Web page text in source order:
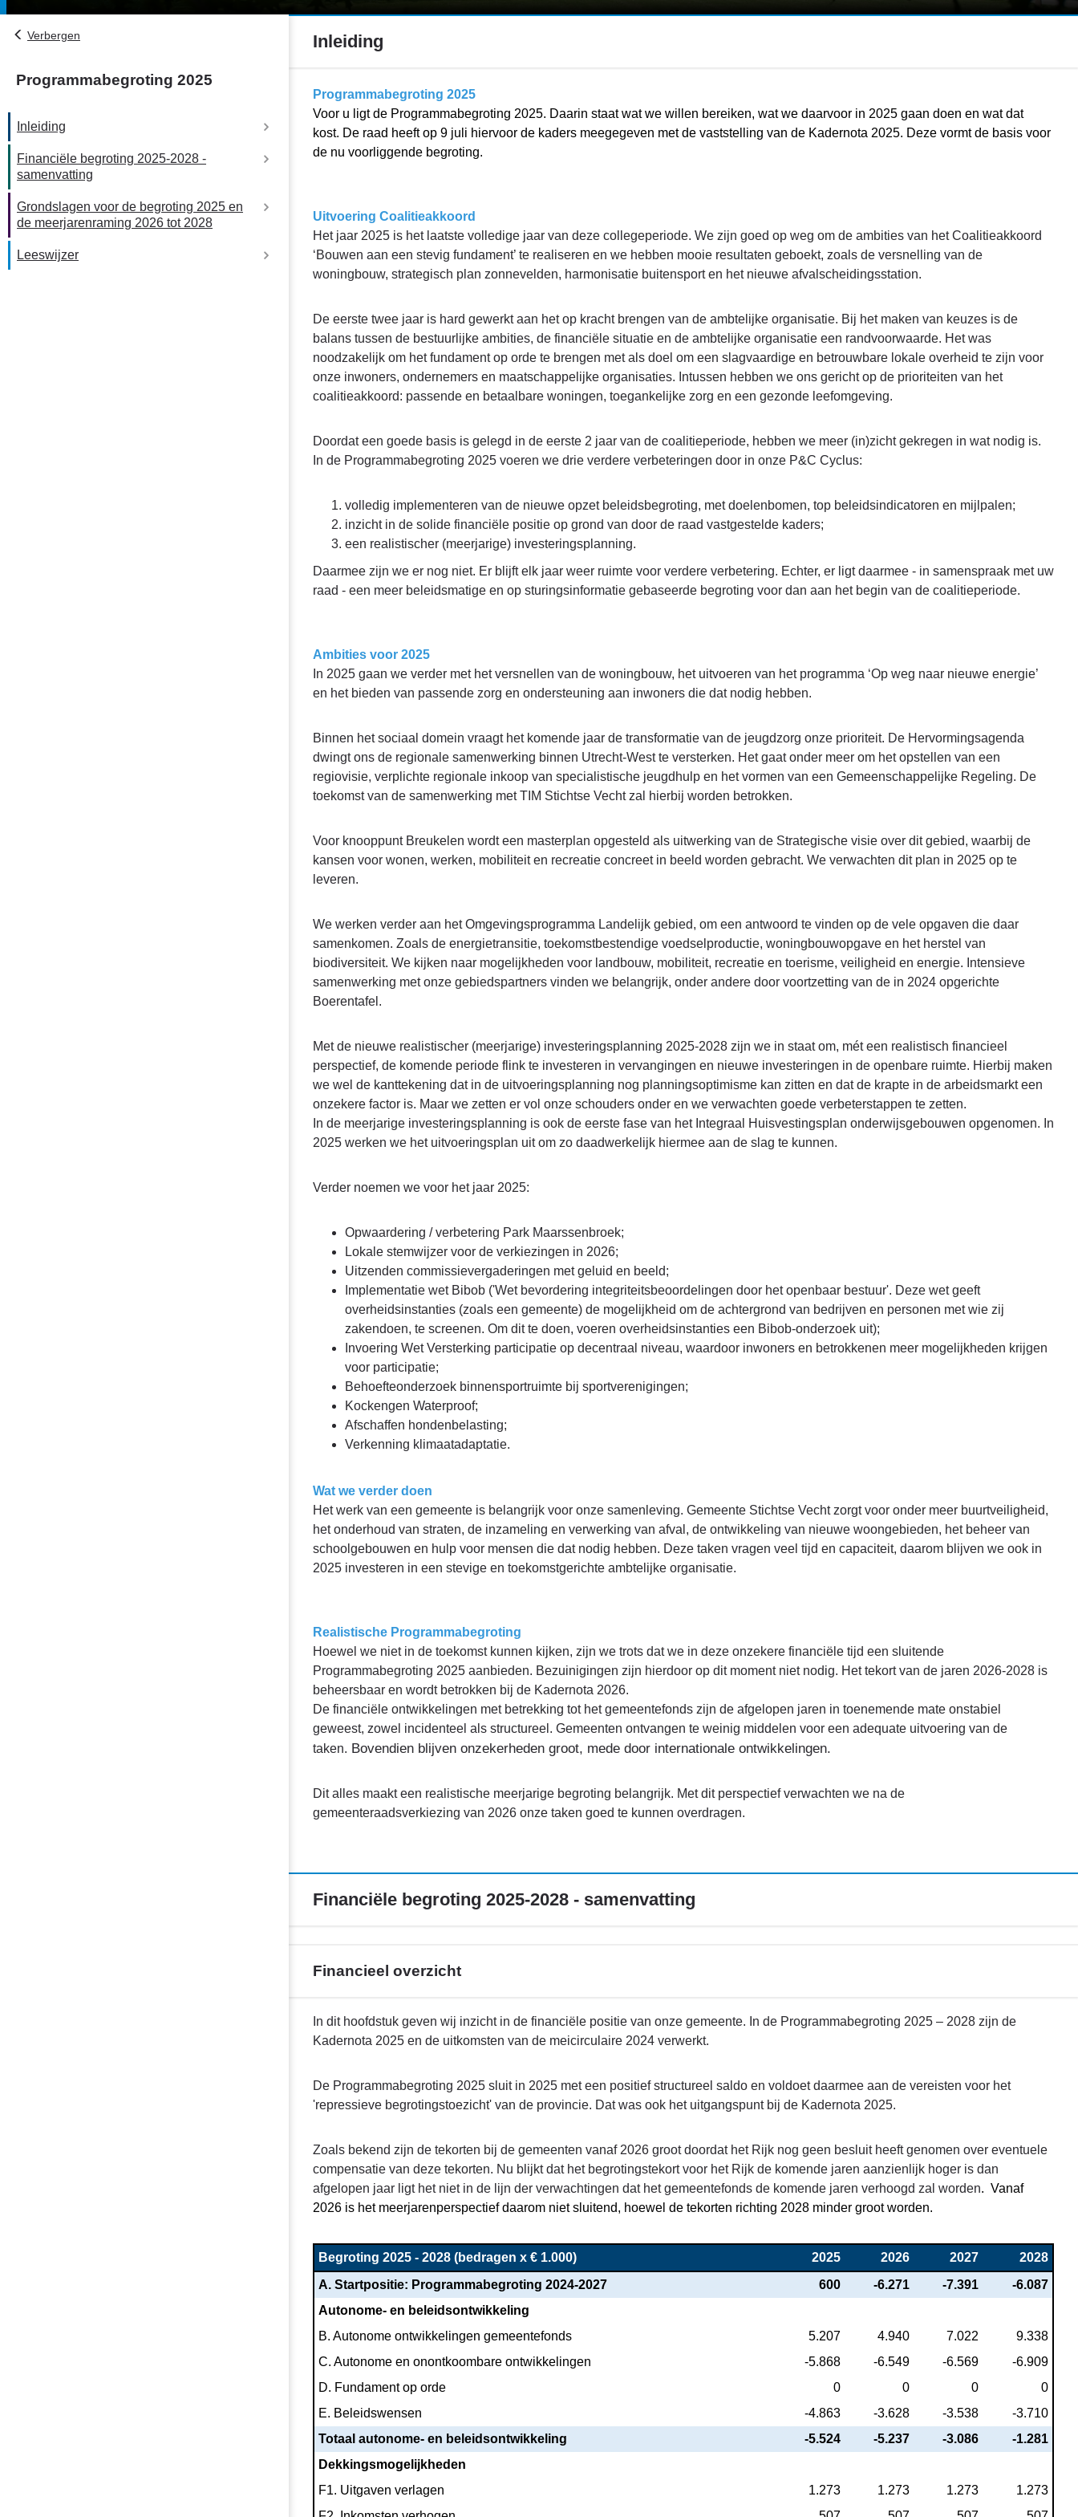
Verbergen
Programmabegroting 2025
Inleiding
Inleiding
Financiële begroting 2025-2028 -
samenvatting
Financieel overzicht
Begrotingsevenwicht
Grondslagen voor de begroting 2025 en
de meerjarenraming 2026 tot 2028
Grondslagen
Leeswijzer
Inleiding
Terug
naar
navigatie
Inleiding
Programmabegroting 2025
Voor u ligt de Programmabegroting 2025. Daarin staat wat we willen bereiken, wat we daarvoor in 2025 gaan doen en wat dat
kost. De raad heeft op 9 juli hiervoor de kaders meegegeven met de vaststelling van de Kadernota 2025. Deze vormt de basis voor
de nu voorliggende begroting.
Uitvoering Coalitieakkoord
Het jaar 2025 is het laatste volledige jaar van deze collegeperiode. We zijn goed op weg om de ambities van het Coalitieakkoord
‘Bouwen aan een stevig fundament’ te realiseren en we hebben mooie resultaten geboekt, zoals de versnelling van de
woningbouw, strategisch plan zonnevelden, harmonisatie buitensport en het nieuwe afvalscheidingsstation.
De eerste twee jaar is hard gewerkt aan het op kracht brengen van de ambtelijke organisatie. Bij het maken van keuzes is de
balans tussen de bestuurlijke ambities, de financiële situatie en de ambtelijke organisatie een randvoorwaarde. Het was
noodzakelijk om het fundament op orde te brengen met als doel om een slagvaardige en betrouwbare lokale overheid te zijn voor
onze inwoners, ondernemers en maatschappelijke organisaties. Intussen hebben we ons gericht op de prioriteiten van het
coalitieakkoord: passende en betaalbare woningen, toegankelijke zorg en een gezonde leefomgeving.
Doordat een goede basis is gelegd in de eerste 2 jaar van de coalitieperiode, hebben we meer (in)zicht gekregen in wat nodig is.
In de Programmabegroting 2025 voeren we drie verdere verbeteringen door in onze P&C Cyclus:
volledig implementeren van de nieuwe opzet beleidsbegroting, met doelenbomen, top beleidsindicatoren en mijlpalen;
inzicht in de solide financiële positie op grond van door de raad vastgestelde kaders;
een realistischer (meerjarige) investeringsplanning.
Daarmee zijn we er nog niet. Er blijft elk jaar weer ruimte voor verdere verbetering. Echter, er ligt daarmee - in samenspraak met uw
raad - een meer beleidsmatige en op sturingsinformatie gebaseerde begroting voor dan aan het begin van de coalitieperiode.
Ambities voor 2025
In 2025 gaan we verder met het versnellen van de woningbouw, het uitvoeren van het programma ‘Op weg naar nieuwe energie’
en het bieden van passende zorg en ondersteuning aan inwoners die dat nodig hebben.
Binnen het sociaal domein vraagt het komende jaar de transformatie van de jeugdzorg onze prioriteit. De Hervormingsagenda
dwingt ons de regionale samenwerking binnen Utrecht-West te versterken. Het gaat onder meer om het opstellen van een
regiovisie, verplichte regionale inkoop van specialistische jeugdhulp en het vormen van een Gemeenschappelijke Regeling. De
toekomst van de samenwerking met TIM Stichtse Vecht zal hierbij worden betrokken.
Voor knooppunt Breukelen wordt een masterplan opgesteld als uitwerking van de Strategische visie over dit gebied, waarbij de
kansen voor wonen, werken, mobiliteit en recreatie concreet in beeld worden gebracht. We verwachten dit plan in 2025 op te
leveren.
We werken verder aan het Omgevingsprogramma Landelijk gebied, om een antwoord te vinden op de vele opgaven die daar
samenkomen. Zoals de energietransitie, toekomstbestendige voedselproductie, woningbouwopgave en het herstel van
biodiversiteit. We kijken naar mogelijkheden voor landbouw, mobiliteit, recreatie en toerisme, veiligheid en energie. Intensieve
samenwerking met onze gebiedspartners vinden we belangrijk, onder andere door voortzetting van de in 2024 opgerichte
Boerentafel.
Met de nieuwe realistischer (meerjarige) investeringsplanning 2025-2028 zijn we in staat om, mét een realistisch financieel
perspectief, de komende periode flink te investeren in vervangingen en nieuwe investeringen in de openbare ruimte. Hierbij maken
we wel de kanttekening dat in de uitvoeringsplanning nog planningsoptimisme kan zitten en dat de krapte in de arbeidsmarkt een
onzekere factor is. Maar we zetten er vol onze schouders onder en we verwachten goede verbeterstappen te zetten.
In de meerjarige investeringsplanning is ook de eerste fase van het Integraal Huisvestingsplan onderwijsgebouwen opgenomen. In
2025 werken we het uitvoeringsplan uit om zo daadwerkelijk hiermee aan de slag te kunnen.
Verder noemen we voor het jaar 2025:
Opwaardering / verbetering Park Maarssenbroek;
Lokale stemwijzer voor de verkiezingen in 2026;
Uitzenden commissievergaderingen met geluid en beeld;
Implementatie wet Bibob ('Wet bevordering integriteitsbeoordelingen door het openbaar bestuur'. Deze wet geeft
overheidsinstanties (zoals een gemeente) de mogelijkheid om de achtergrond van bedrijven en personen met wie zij
zakendoen, te screenen. Om dit te doen, voeren overheidsinstanties een Bibob-onderzoek uit);
Invoering Wet Versterking participatie op decentraal niveau, waardoor inwoners en betrokkenen meer mogelijkheden krijgen
voor participatie;
Behoefteonderzoek binnensportruimte bij sportverenigingen;
Kockengen Waterproof;
Afschaffen hondenbelasting;
Verkenning klimaatadaptatie.
Wat we verder doen
Het werk van een gemeente is belangrijk voor onze samenleving. Gemeente Stichtse Vecht zorgt voor onder meer buurtveiligheid,
het onderhoud van straten, de inzameling en verwerking van afval, de ontwikkeling van nieuwe woongebieden, het beheer van
schoolgebouwen en hulp voor mensen die dat nodig hebben. Deze taken vragen veel tijd en capaciteit, daarom blijven we ook in
2025 investeren in een stevige en toekomstgerichte ambtelijke organisatie.
Realistische Programmabegroting
Hoewel we niet in de toekomst kunnen kijken, zijn we trots dat we in deze onzekere financiële tijd een sluitende
Programmabegroting 2025 aanbieden. Bezuinigingen zijn hierdoor op dit moment niet nodig. Het tekort van de jaren 2026-2028 is
beheersbaar en wordt betrokken bij de Kadernota 2026.
De financiële ontwikkelingen met betrekking tot het gemeentefonds zijn de afgelopen jaren in toenemende mate onstabiel
geweest, zowel incidenteel als structureel. Gemeenten ontvangen te weinig middelen voor een adequate uitvoering van de
taken. Bovendien blijven onzekerheden groot, mede door internationale ontwikkelingen.
Dit alles maakt een realistische meerjarige begroting belangrijk. Met dit perspectief verwachten we na de
gemeenteraadsverkiezing van 2026 onze taken goed te kunnen overdragen.
Financiële begroting 2025-2028 - samenvatting
Financieel overzicht
Terug
Financiële
2028
samenvatting
overzicht
In dit hoofdstuk geven wij inzicht in de financiële positie van onze gemeente. In de Programmabegroting 2025 – 2028 zijn de
Kadernota 2025 en de uitkomsten van de meicirculaire 2024 verwerkt.
De Programmabegroting 2025 sluit in 2025 met een positief structureel saldo en voldoet daarmee aan de vereisten voor het
'repressieve begrotingstoezicht' van de provincie. Dat was ook het uitgangspunt bij de Kadernota 2025.
Zoals bekend zijn de tekorten bij de gemeenten vanaf 2026 groot doordat het Rijk nog geen besluit heeft genomen over eventuele
compensatie van deze tekorten. Nu blijkt dat het begrotingstekort voor het Rijk de komende jaren aanzienlijk hoger is dan
afgelopen jaar ligt het niet in de lijn der verwachtingen dat het gemeentefonds de komende jaren verhoogd zal worden. Vanaf
2026 is het meerjarenperspectief daarom niet sluitend, hoewel de tekorten richting 2028 minder groot worden.
Begroting 2025 - 2028 (bedragen x € 1.000) 2025 2026 2027
2028
A. Startpositie: Programmabegroting 2024-2027
600 -6.271 -7.391
-6.087
Autonome- en beleidsontwikkeling
B. Autonome ontwikkelingen gemeentefonds
5.207 4.940 7.022
9.338
C. Autonome en onontkoombare ontwikkelingen
-5.868 -6.549 -6.569
-6.909
D. Fundament op orde
0 0 0
0
E. Beleidswensen
-4.863 -3.628 -3.538
-3.710
Totaal autonome- en beleidsontwikkeling
-5.524 -5.237 -3.086
-1.281
Dekkingsmogelijkheden
F1. Uitgaven verlagen
1.273 1.273 1.273
1.273